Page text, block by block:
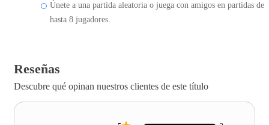
Únete a una partida aleatoria o juega con amigos en partidas de
hasta 8 jugadores.
Reseñas
Descubre qué opinan nuestros clientes de este título